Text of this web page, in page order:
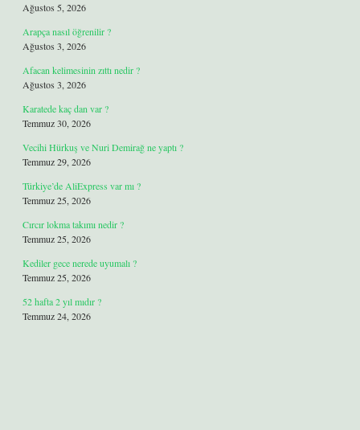
Ağustos 5, 2026
Arapça nasıl öğrenilir ?
Ağustos 3, 2026
Afacan kelimesinin zıttı nedir ?
Ağustos 3, 2026
Karatede kaç dan var ?
Temmuz 30, 2026
Vecihi Hürkuş ve Nuri Demirağ ne yaptı ?
Temmuz 29, 2026
Türkiye’de AliExpress var mı ?
Temmuz 25, 2026
Cırcır lokma takımı nedir ?
Temmuz 25, 2026
Kediler gece nerede uyumalı ?
Temmuz 25, 2026
52 hafta 2 yıl mıdır ?
Temmuz 24, 2026